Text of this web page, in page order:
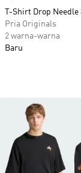
T-Shirt Drop
Pria Originals
2 warna-warna
Baru